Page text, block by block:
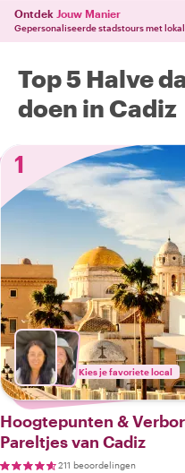
Ontdek Jouw Manier
Gepersonaliseerde stadstours met
Top 5 Halve
doen in Cadiz
1
Kies je favoriete local
Hoogtepunten &
Pareltjes van Cadiz
211 beoordelingen